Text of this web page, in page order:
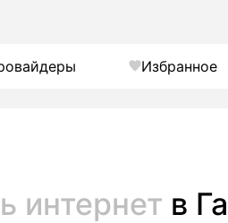
Избранное
интернет в